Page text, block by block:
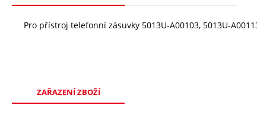
Pro přístroj telefonní zásuvky 5013U-A00103, 5013U-
ZAŘAZENÍ ZBOŽÍ